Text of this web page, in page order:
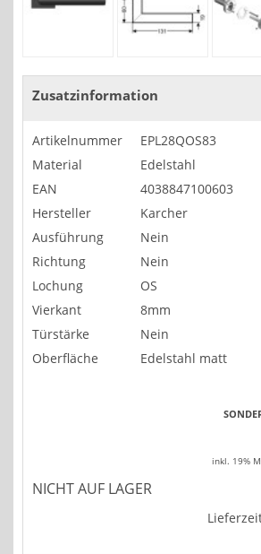
Zusatzinformation
Artikelnummer
EPL28QOS83
Material
Edelstahl
EAN
4038847100603
Hersteller
Karcher
Ausführung
Nein
Richtung
Nein
Lochung
OS
Vierkant
8mm
Türstärke
Nein
Oberfläche
Edelstahl matt
inkl. 19%
NICHT AUF LAGER